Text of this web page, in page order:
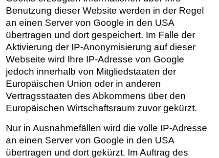
Benutzung dieser Website werden in der Regel
an einen Server von Google in den USA
übertragen und dort gespeichert. Im Falle der
Aktivierung der IP-Anonymisierung auf dieser
Webseite wird Ihre IP-Adresse von Google
jedoch innerhalb von Mitgliedstaaten der
Europäischen Union oder in anderen
Vertragsstaaten des Abkommens über den
Europäischen Wirtschaftsraum zuvor gekürzt.
Nur in Ausnahmefällen wird die volle IP-Adresse
an einen Server von Google in den USA
übertragen und dort gekürzt. Im Auftrag des